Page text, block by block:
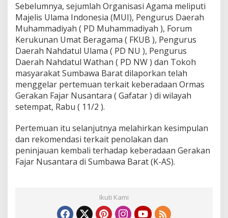
Sebelumnya, sejumlah Organisasi Agama meliputi
Majelis Ulama Indonesia (MUI), Pengurus Daerah
Muhammadiyah ( PD Muhammadiyah ), Forum
Kerukunan Umat Beragama ( FKUB ), Pengurus
Daerah Nahdatul Ulama ( PD NU ), Pengurus
Daerah Nahdatul Wathan ( PD NW ) dan Tokoh
masyarakat Sumbawa Barat dilaporkan telah
menggelar pertemuan terkait keberadaan Ormas
Gerakan Fajar Nusantara ( Gafatar ) di wilayah
setempat, Rabu ( 11/2 ).
Pertemuan itu selanjutnya melahirkan kesimpulan
dan rekomendasi terkait penolakan dan
peninjauan kembali terhadap keberadaan Gerakan
Fajar Nusantara di Sumbawa Barat (K-AS).
Ikuti Kami